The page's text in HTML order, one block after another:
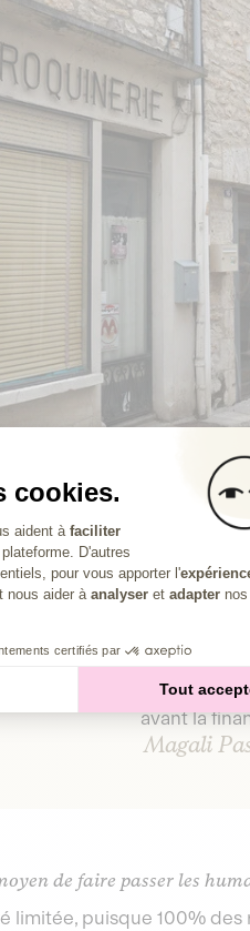
Visite sur le
toutes les parties
de revitaliser les
c'est le meilleur
avant la
Magali
de faire passer les
limitée, puisque 100%
cookies.
Gestion du
aident à faciliter
D'autres
pour vous apporter l'
nous aider à analyser et adapter
certifiés par
Tout
Axeptio consent